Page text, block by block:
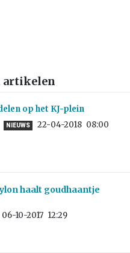
artikelen
op het KJ-plein
NIEUWS 22-04-2018 08:00
haalt goudhaantje
06-10-2017 12:29